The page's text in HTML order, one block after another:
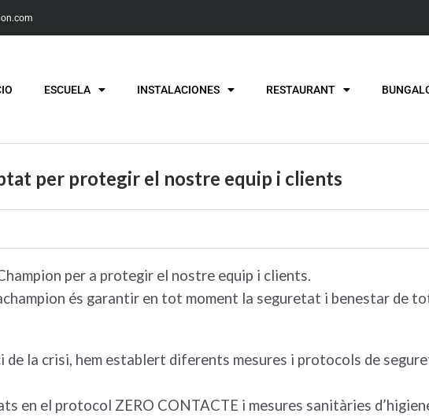
ESCUELA INSTALACIONES RESTAURANT
per protegir el nostre equip i clients
per a protegir el nostre equip i clients.
és garantir en tot moment la seguretat i benestar de
de la crisi, hem establert diferents mesures i protocols de
en el protocol ZERO CONTACTE i mesures sanitàries